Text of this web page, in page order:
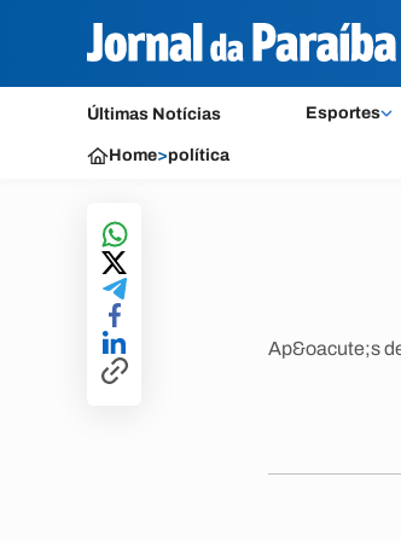
Últimas Notícias Esportes
Home>política
Ap&oacute;s